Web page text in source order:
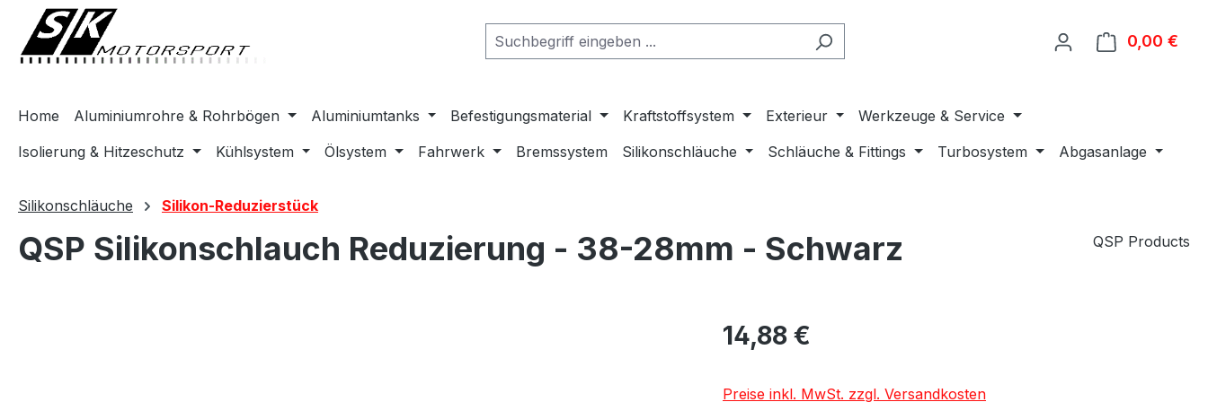
Zur Hauptnavigation springen
0,00 €
Home Aluminiumrohre & Rohrbögen Aluminiumtanks Befestigungsmaterial Kraftstoffsystem Exterieur
Werkzeuge & Service
Isolierung & Hitzeschutz
Kühlsystem Ölsystem Fahrwerk Bremssystem Silikonschläuche Schläuche & Fittings Turbosystem Abgasanlage
Silikonschläuche Silikon-Reduzierstück
QSP Silikonschlauch Reduzierung - 38-28mm - Schwarz QSP Products
14,88 €
Preise inkl. MwSt. zzgl. Versandkosten